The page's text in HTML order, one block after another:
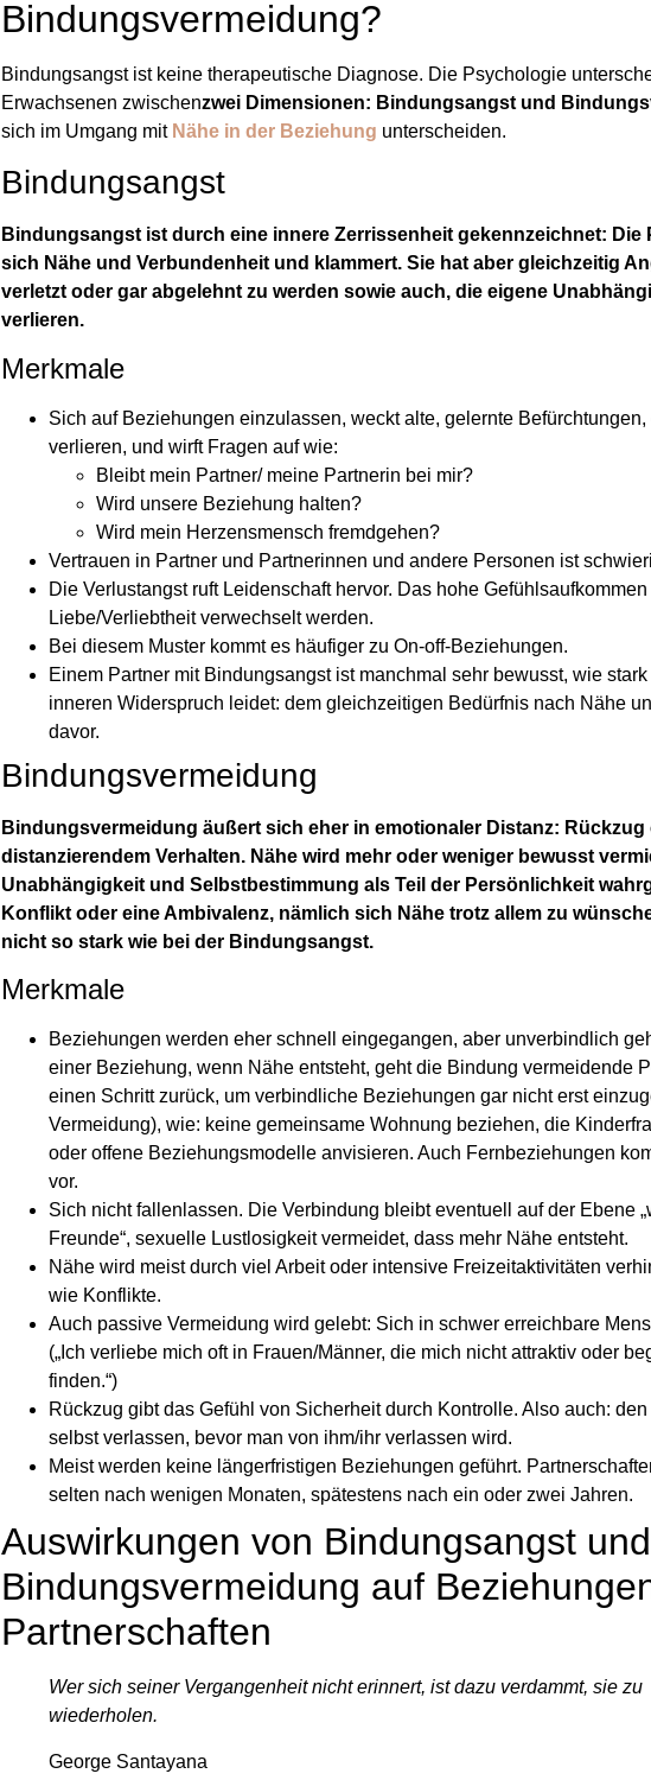
Bindungsvermeidung?
Bindungsangst ist keine therapeutische Diagnose. Die Psychologie
Erwachsenen zwischenzwei Dimensionen: Bindungsangst und
sich im Umgang mit Nähe in der Beziehung unterscheiden.
Bindungsangst
Bindungsangst ist durch eine innere Zerrissenheit gekennzeichnet: Die
sich Nähe und Verbundenheit und klammert. Sie hat aber gleichzeitig
verletzt oder gar abgelehnt zu werden sowie auch, die eigene
verlieren.
Merkmale
Sich auf Beziehungen einzulassen, weckt alte, gelernte
verlieren, und wirft Fragen auf wie:
Bleibt mein Partner/ meine Partnerin bei mir?
Wird unsere Beziehung halten?
Wird mein Herzensmensch fremdgehen?
Vertrauen in Partner und Partnerinnen und andere Personen ist
Die Verlustangst ruft Leidenschaft hervor. Das hohe
Liebe/Verliebtheit verwechselt werden.
Bei diesem Muster kommt es häufiger zu On-off-Beziehungen.
Einem Partner mit Bindungsangst ist manchmal sehr bewusst, wie
inneren Widerspruch leidet: dem gleichzeitigen Bedürfnis nach Nähe
davor.
Bindungsvermeidung
Bindungsvermeidung äußert sich eher in emotionaler Distanz: Rückzug
distanzierendem Verhalten. Nähe wird mehr oder weniger bewusst
Unabhängigkeit und Selbstbestimmung als Teil der Persönlichkeit
Konflikt oder eine Ambivalenz, nämlich sich Nähe trotz allem zu
nicht so stark wie bei der Bindungsangst.
Merkmale
Beziehungen werden eher schnell eingegangen, aber unverbindlich
einer Beziehung, wenn Nähe entsteht, geht die Bindung vermeidende
einen Schritt zurück, um verbindliche Beziehungen gar nicht erst
Vermeidung), wie: keine gemeinsame Wohnung beziehen, die
oder offene Beziehungsmodelle anvisieren. Auch Fernbeziehungen
vor.
Sich nicht fallenlassen. Die Verbindung bleibt eventuell auf der Ebene
Freunde“, sexuelle Lustlosigkeit vermeidet, dass mehr Nähe entsteht.
Nähe wird meist durch viel Arbeit oder intensive Freizeitaktivitäten
wie Konflikte.
Auch passive Vermeidung wird gelebt: Sich in schwer erreichbare
(„Ich verliebe mich oft in Frauen/Männer, die mich nicht attraktiv oder
finden.“)
Rückzug gibt das Gefühl von Sicherheit durch Kontrolle. Also auch:
selbst verlassen, bevor man von ihm/ihr verlassen wird.
Meist werden keine längerfristigen Beziehungen geführt.
selten nach wenigen Monaten, spätestens nach ein oder zwei Jahren.
Auswirkungen von Bindungsangst und
Bindungsvermeidung auf
Partnerschaften
Wer sich seiner Vergangenheit nicht erinnert, ist dazu verdammt, sie zu
wiederholen.
George Santayana